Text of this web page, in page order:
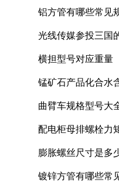
铝方管有哪些常见
光线传媒参投三国
横担型号对应重量
锰矿石产品化合水
曲臂车规格型号大
配电柜母排螺栓力
膨胀螺丝尺寸是多
镀锌方管有哪些常